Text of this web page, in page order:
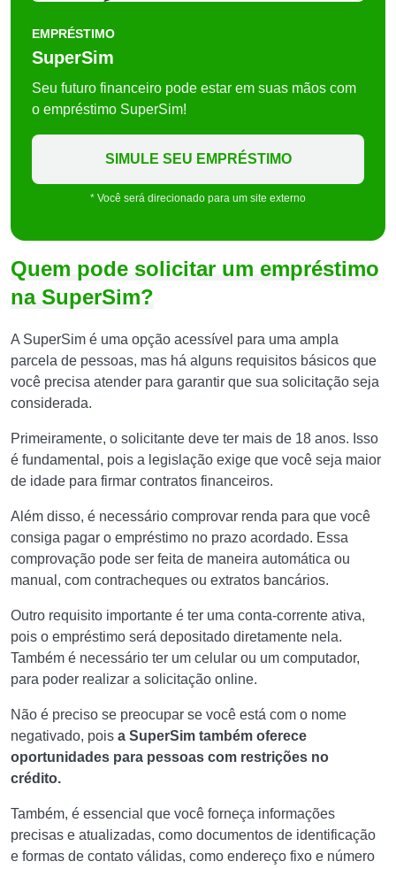
EMPRÉSTIMO
SuperSim
Seu futuro financeiro pode estar em suas mãos com
o empréstimo SuperSim!
SIMULE SEU EMPRÉSTIMO
* Você será direcionado para um site externo
Quem pode solicitar um empréstimo
na SuperSim?
A SuperSim é uma opção acessível para uma ampla
parcela de pessoas, mas há alguns requisitos básicos que
você precisa atender para garantir que sua solicitação seja
considerada.
Primeiramente, o solicitante deve ter mais de 18 anos. Isso
é fundamental, pois a legislação exige que você seja maior
de idade para firmar contratos financeiros.
Além disso, é necessário comprovar renda para que você
consiga pagar o empréstimo no prazo acordado. Essa
comprovação pode ser feita de maneira automática ou
manual, com contracheques ou extratos bancários.
Outro requisito importante é ter uma conta-corrente ativa,
pois o empréstimo será depositado diretamente nela.
Também é necessário ter um celular ou um computador,
para poder realizar a solicitação online.
Não é preciso se preocupar se você está com o nome
negativado, pois a SuperSim também oferece
oportunidades para pessoas com restrições no
crédito.
Também, é essencial que você forneça informações
precisas e atualizadas, como documentos de identificação
e formas de contato válidas, como endereço fixo e número